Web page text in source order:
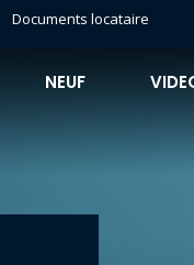
Documents locataire
NEUF